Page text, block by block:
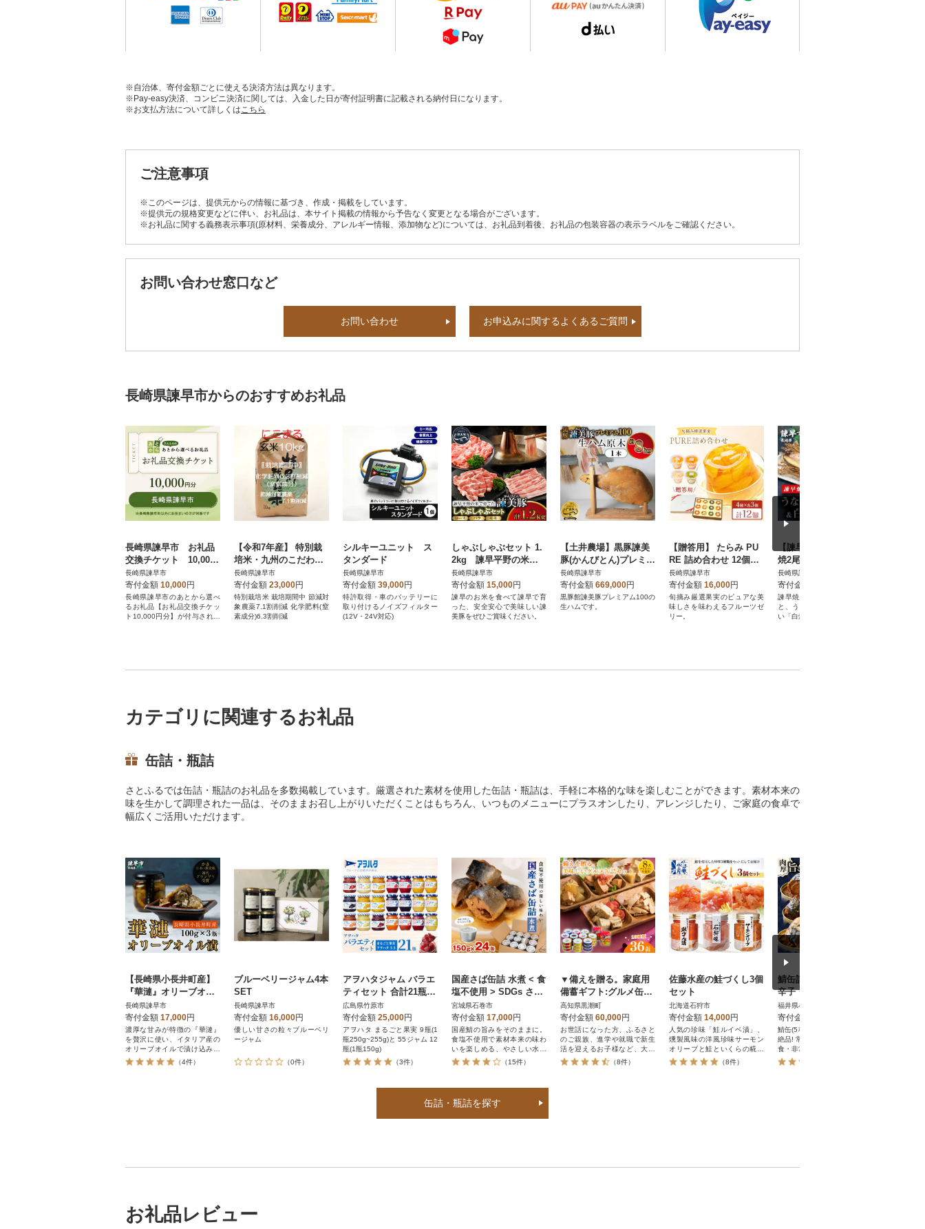
※自治体、寄付金額ごとに使える決済方法は異なります。
※Pay-easy決済、コンビニ決済に関しては、入金した日が寄付証明書に記載される納付日になります。
※お支払方法について詳しくはこちら
ご注意事項
※このページは、提供元からの情報に基づき、作成・掲載をしています。
※提供元の規格変更などに伴い、お礼品は、本サイト掲載の情報から予告なく変更となる場合がございます。
※お礼品に関する義務表示事項(原材料、栄養成分、アレルギー情報、添加物など)については、お礼品到着後、お礼品の包装容器の表示ラベルをご確認ください。
お問い合わせ窓口など
お問い合わせ お申込みに関するよくあるご質問
長崎県諫早市からのおすすめお礼品
長崎県諫早市 お礼品
交換チケット 10,000
円分
長崎県諫早市
寄付金額 10,000円
長崎県諫早市のあとから選べ
るお礼品【お礼品交換チケッ
ト10,000円分】が付与されま
【令和7年産】 特別栽
培米・九州のこだわり
米「にこまる」玄米10k
g
長崎県諫早市
寄付金額 23,000円
特別栽培米 栽培期間中 節減対
象農薬7.1割削減 化学肥料(窒
素成分)6.3割削減
シルキーユニット ス
タンダード
長崎県諫早市
寄付金額 39,000円
特許取得・車のバッテリーに
取り付けるノイズフィルター
(12V・24V対応)
しゃぶしゃぶセット 1.
2kg 諫早平野の米で
育てた諫美豚(かんびと
ん)【土井農場】
長崎県諫早市
寄付金額 15,000円
諫早のお米を食べて諫早で育
った、安全安心で美味しい諫
美豚をぜひご賞味ください。
【土井農場】黒豚諫美
豚(かんびとん)プレミア
ム100 原木生ハム 1
本(約8kg)
長崎県諫早市
寄付金額 669,000円
黒豚館諫美豚プレミアム100の
生ハムです。
【贈答用】 たらみ PU
RE 詰め合わせ 12個セ
ット
長崎県諫早市
寄付金額 16,000円
旬摘み厳選果実のピュアな美
味しさを味わえるフルーツゼ
リー。
【諫早淡水】 うなぎ蒲
焼2尾&白焼き2尾セッ
ト
長崎県諫早市
寄付金額
諫早焼きで仕上げた「蒲焼」
と、うなぎ好きにはたまらな
い「白焼き」のセットです!
カテゴリに関連するお礼品
缶詰・瓶詰
さとふるでは缶詰・瓶詰のお礼品を多数掲載しています。厳選された素材を使用した缶詰・瓶詰は、手軽に本格的な味を楽しむことができます。素材本来の
味を生かして調理された一品は、そのままお召し上がりいただくことはもちろん、いつものメニューにプラスオンしたり、アレンジしたり、ご家庭の食卓で
幅広くご活用いただけます。
【長崎県小長井町産】
『華漣』オリーブオイ
ル漬 3瓶
長崎県諫早市
寄付金額 17,000円
濃厚な甘みが特徴の『華漣』
を贅沢に使い、イタリア産の
オリーブオイルで漬け込みま
した。
（4件）
ブルーベリージャム4本
SET
長崎県諫早市
寄付金額 16,000円
優しい甘さの粒々ブルーベリ
ージャム
（0件）
アヲハタジャム バラエ
ティセット 合計21瓶
アヲハタ55 12瓶 まる
ごと果実 9瓶
広島県竹原市
寄付金額 25,000円
アヲハタ まるごと果実 9瓶(1
瓶250g~255g)と 55ジャム 12
瓶(1瓶150g)
（3件）
国産さば缶詰 水煮 < 食
塩不使用 > SDGs さば
水煮 鯖 サバ ラベルレ
ス 石巻市 防災減災
宮城県石巻市
寄付金額 17,000円
国産鯖の旨みをそのままに。
食塩不使用で素材本来の味わ
いを楽しめる、やさしい水煮
です。見た目はシンプル、中
身はいつもと変わらぬおいし
かした、シンプルなさば水煮
缶(食塩不使用)。紙ラベルを省
いた「ラベルレス缶詰」で
（15件）
▼備えを贈る。家庭用
備蓄ギフト:グルメ缶詰
バラエティー36缶セッ
ト [1301]
高知県黒潮町
寄付金額 60,000円
お世話になった方、ふるさと
のご親族、進学や就職で新生
活を迎えるお子様など、大切
な人のもしものために、もち
ろんご自身のためにもお役に
（8件）
佐藤水産の鮭づくし3個
セット
北海道石狩市
寄付金額 14,000円
人気の珍味「鮭ルイベ漬」、
燻製風味の洋風珍味サーモン
オリーブと鮭といくらの糀漬
け石狩味の3種セット
（8件）
鯖缶詰12缶 A(醤油・唐
辛子・生姜・味噌煮・
水煮)こだわりも身もギ
ュッと詰め込んだ贅沢
さば缶
福井県小浜市
寄付金額
鯖缶(5種詰め合わせ) 煮汁まで
絶品! 常温で長期保存可・保存
食・非常食・備蓄にも!
缶詰・瓶詰を探す
お礼品レビュー